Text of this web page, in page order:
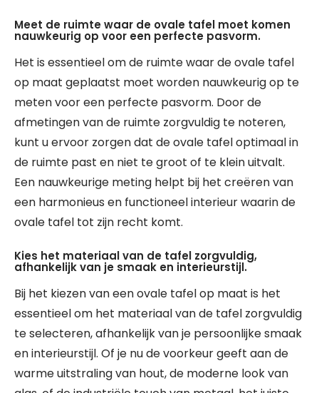
Meet de ruimte waar de ovale tafel moet komen
nauwkeurig op voor een perfecte pasvorm.
Het is essentieel om de ruimte waar de ovale tafel
op maat geplaatst moet worden nauwkeurig op te
meten voor een perfecte pasvorm. Door de
afmetingen van de ruimte zorgvuldig te noteren,
kunt u ervoor zorgen dat de ovale tafel optimaal in
de ruimte past en niet te groot of te klein uitvalt.
Een nauwkeurige meting helpt bij het creëren van
een harmonieus en functioneel interieur waarin de
ovale tafel tot zijn recht komt.
Kies het materiaal van de tafel zorgvuldig,
afhankelijk van je smaak en interieurstijl.
Bij het kiezen van een ovale tafel op maat is het
essentieel om het materiaal van de tafel zorgvuldig
te selecteren, afhankelijk van je persoonlijke smaak
en interieurstijl. Of je nu de voorkeur geeft aan de
warme uitstraling van hout, de moderne look van